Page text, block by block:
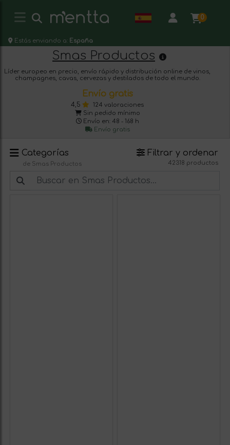
0
Estás enviando a: España
Smas Productos
Líder europeo en precio, envío rápido y distribución online de vinos,
champagnes, cavas, cervezas y destilados de todo el mundo.
Envío gratis
4,5
124 valoraciones
Sin pedido mínimo
Envío en: 48 - 168 h
Envío gratis
Categorías
de Smas Productos
Filtrar y ordenar
42318 productos